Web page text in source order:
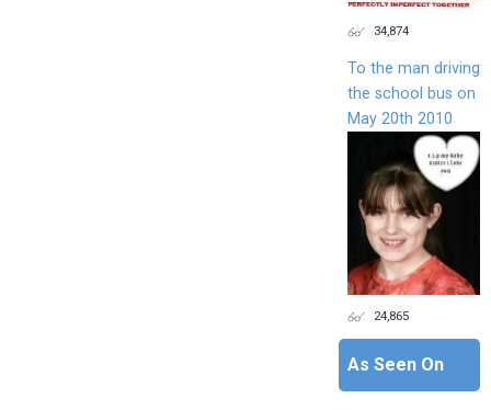
34,874
To the man driving
the school bus on
May 20th 2010
24,865
As Seen On